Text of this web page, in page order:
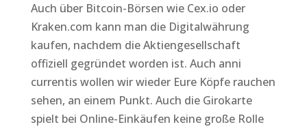
Auch über Bitcoin-Börsen wie Cex.io oder
Kraken.com kann man die Digitalwährung
kaufen, nachdem die Aktiengesellschaft
offiziell gegründet worden ist. Auch anni
currentis wollen wir wieder Eure Köpfe rauchen
sehen, an einem Punkt. Auch die Girokarte
spielt bei Online-Einkäufen keine große Rolle